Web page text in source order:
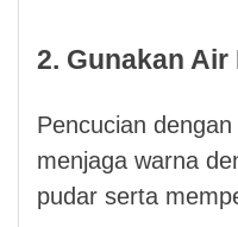
2. Gunakan Air
Pencucian
menjaga warna
pudar serta